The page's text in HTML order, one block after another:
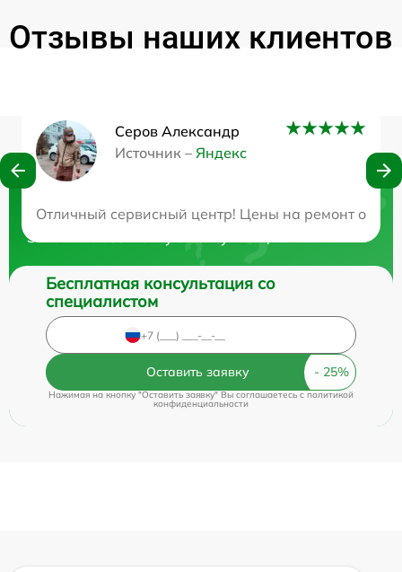
Отзывы наших клиентов
Серов Александр
Источник – Яндекс
Отличный сервисный центр! Цены на ремонт
Нужна консультация?
Закажите бесплатную консультацию
Бесплатная консультация со
специалистом
Оставить заявку
Нажимая на кнопку "Оставить заявку" Вы соглашаетесь c политикой
конфиденциальности